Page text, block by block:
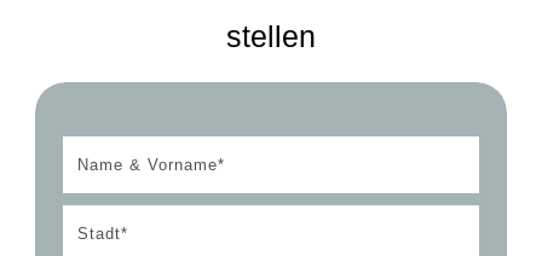
stellen